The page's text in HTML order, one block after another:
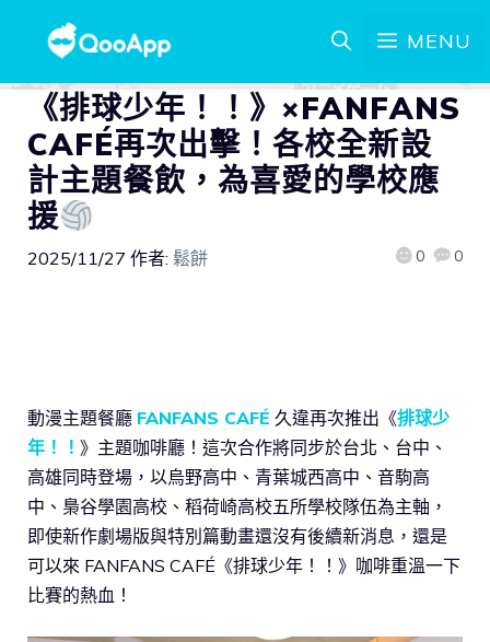
MENU
《排球少年！！》×FANFANS
CAFÉ再次出擊！各校全新設
計主題餐飲，為喜愛的學校應
援
2025/11/27 作者: 鬆餅 0 0
動漫主題餐廳 FANFANS CAFÉ 久違再次推出《排球少
年！！ 》主題咖啡廳！這次合作將同步於台北、台中、
高雄同時登場，以烏野高中、青葉城西高中、音駒高
中、梟谷學園高校、稻荷崎高校五所學校隊伍為主軸，
即使新作劇場版與特別篇動畫還沒有後續新消息，還是
可以來 FANFANS CAFÉ《排球少年！！》咖啡重溫一下
比賽的熱血！